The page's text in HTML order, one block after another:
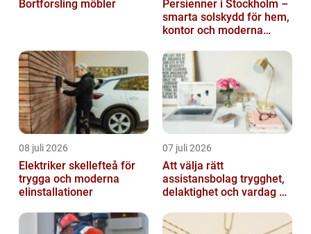
Bortforsling möbler
Persienner i Stockholm –
smarta solskydd för hem,
kontor och moderna
08 juli 2026
Elektriker skellefteå för
trygga och moderna
elinstallationer
07 juli 2026
Att välja rätt
assistansbolag trygghet,
delaktighet och vardag på